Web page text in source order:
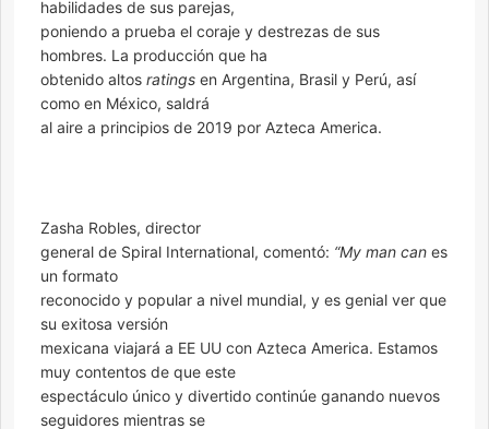
habilidades de sus parejas,
poniendo a prueba el coraje y destrezas de sus
hombres. La producción que ha
obtenido altos ratings en Argentina, Brasil y Perú, así
como en México, saldrá
al aire a principios de 2019 por Azteca America.
Zasha Robles, director
general de Spiral International, comentó: “My man can es
un formato
reconocido y popular a nivel mundial, y es genial ver que
su exitosa versión
mexicana viajará a EE UU con Azteca America. Estamos
muy contentos de que este
espectáculo único y divertido continúe ganando nuevos
seguidores mientras se